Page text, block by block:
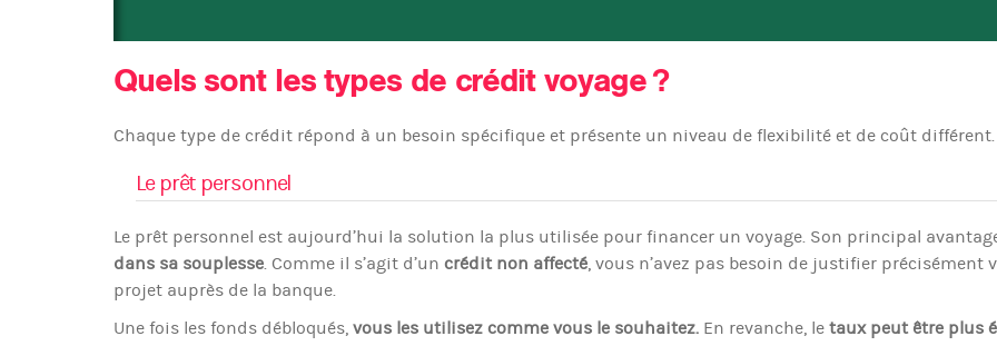
Quels sont les types de crédit voyage ?
Chaque type de crédit répond à un besoin spécifique et présente un niveau de flexibilité et de coût différent.
Le prêt personnel
Le prêt personnel est aujourd’hui la solution la plus utilisée pour financer un voyage. Son principal
dans sa souplesse . Comme il s’agit d’un crédit non affecté , vous n’avez pas besoin de justifier précisément
projet auprès de la banque.
Une fois les fonds débloqués, vous les utilisez comme vous le souhaitez. En revanche, le taux peut être plus